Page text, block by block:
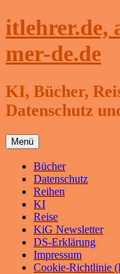
Zum
Inhalt
itlehrer.de,
mer-de.de
KI, Bücher,
Datenschutz
Menü
Bücher
Datenschutz
Reihen
KI
Reise
KiG Newsletter
DS-Erklärung
Impressum
Cookie-Richtlinie